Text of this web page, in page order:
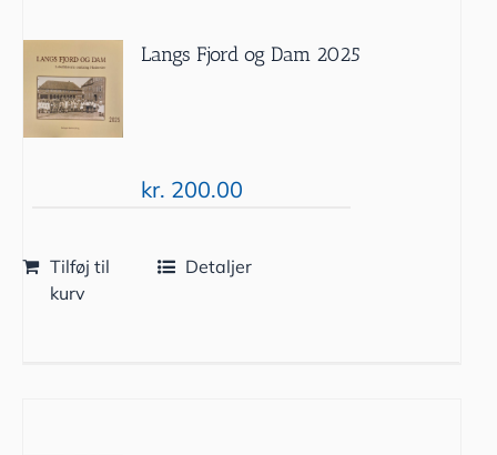
Langs Fjord og Dam 2025
kr. 200.00
Tilføj til
kurv
Detaljer